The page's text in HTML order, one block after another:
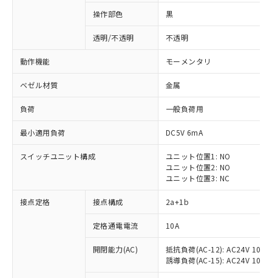
操作部色 黒
透明/不透明 不透明
動作機能 モーメンタリ
ベゼル材質 金属
負荷 一般負荷用
最小適用負荷 DC5V 6mA
スイッチユニット構成
ユニット位置1: NO
ユニット位置2: NO
ユニット位置3: NC
接点定格 接点構成 2a+1b
定格通電電流 10A
開閉能力(AC)
抵抗負荷(AC-12): AC24V 10A/
誘導負荷(AC-15): AC24V
※1 対応状況
対応済み：EU RoHS指令（10物質）の
非含有に対応した製品が提供可能な商品で
対応予定：EU RoHS指令（10物質）の非含